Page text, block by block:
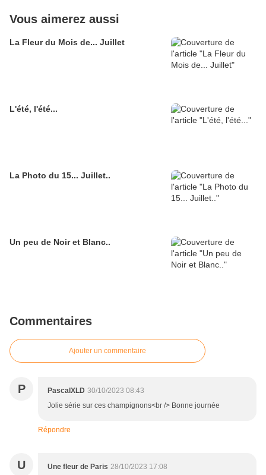
Vous aimerez aussi
La Fleur du Mois de... Juillet
L'été, l'été...
La Photo du 15... Juillet..
Un peu de Noir et Blanc..
Commentaires
Ajouter un commentaire
P PascalXLD 30/10/2023 08:43
Jolie série sur ces champignons<br /> Bonne journée
Répondre
U Une fleur de Paris 28/10/2023 17:08